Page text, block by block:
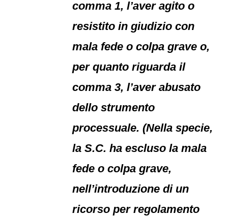
comma 1, l’aver agito o
resistito in giudizio con
mala fede o colpa grave o,
per quanto riguarda il
comma 3, l’aver abusato
dello strumento
processuale. (Nella specie,
la S.C. ha escluso la mala
fede o colpa grave,
nell’introduzione di un
ricorso per regolamento